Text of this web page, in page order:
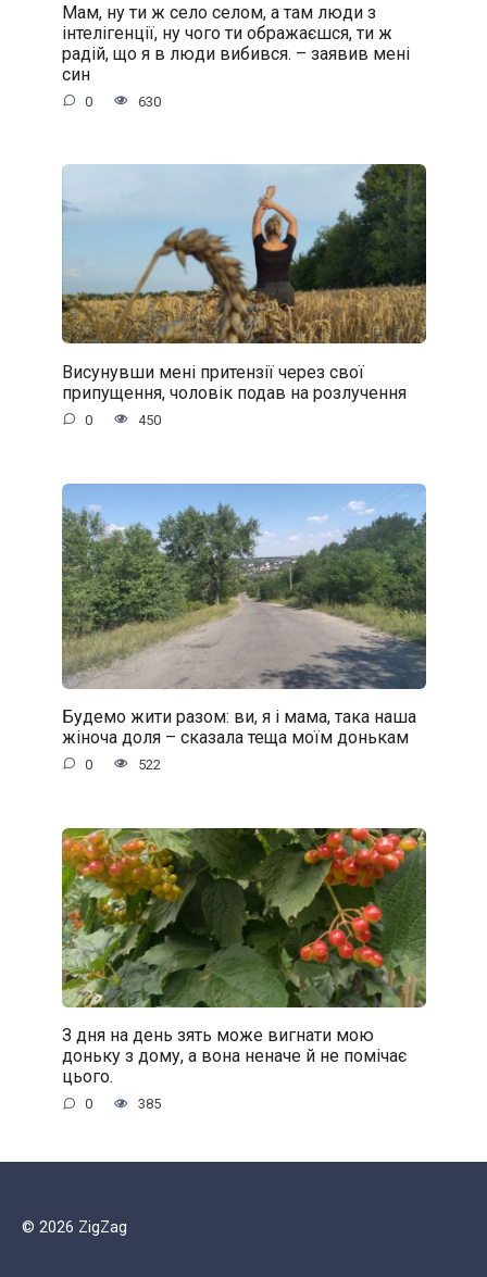
Мам, ну ти ж село селом, а там люди з
інтелігенції, ну чого ти ображаєшся, ти ж
радій, що я в люди вибився. – заявив мені
син
0 630
Висунувши мені притензії через свої
припущення, чоловік подав на розлучення
0 450
Будемо жити разом: ви, я і мама, така наша
жіноча доля – сказала теща моїм донькам
0 522
З дня на день зять може вигнати мою
доньку з дому, а вона неначе й не помічає
цього.
0 385
© 2026 ZigZag